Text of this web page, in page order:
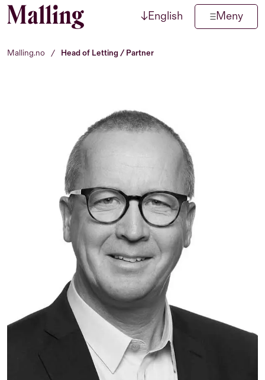
Hopp til innhold ↓English Meny
Malling.no / Head of Letting / Partner